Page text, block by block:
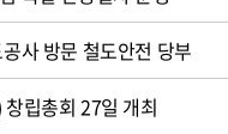
사 방문 철도안전 당부
립총회 27일 개최